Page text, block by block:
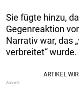
Sie fügte hinzu,
Gegenreaktion
Narrativ war, das
verbreitet“ wurde.